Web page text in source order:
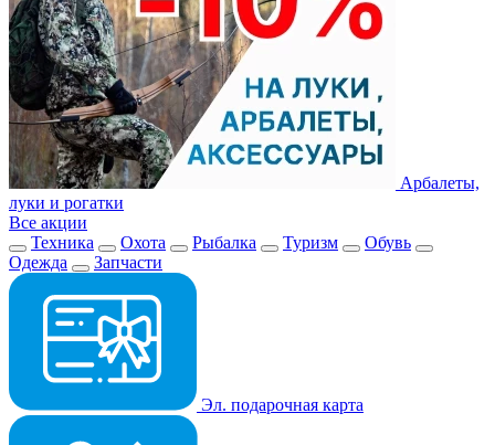
Арбалеты,
луки и рогатки
Все акции
Техника
Охота Рыбалка Туризм
Обувь
Одежда
Запчасти
Эл. подарочная карта